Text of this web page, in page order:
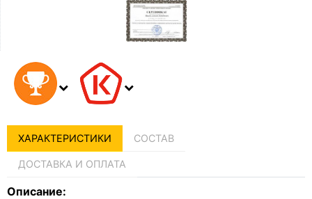
ХАРАКТЕРИСТИКИ СОСТАВ
ДОСТАВКА И ОПЛАТА
Описание: